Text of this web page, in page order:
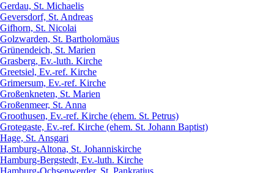
Gerdau, St. Michaelis
Geversdorf, St. Andreas
Gifhorn, St. Nicolai
Golzwarden, St. Bartholomäus
Grünendeich, St. Marien
Grasberg, Ev.-luth. Kirche
Greetsiel, Ev.-ref. Kirche
Grimersum, Ev.-ref. Kirche
Großenkneten, St. Marien
Großenmeer, St. Anna
Groothusen, Ev.-ref. Kirche (ehem. St. Petrus)
Grotegaste, Ev.-ref. Kirche (ehem. St. Johann Baptist)
Hage, St. Ansgari
Hamburg-Altona, St. Johanniskirche
Hamburg-Bergstedt, Ev.-luth. Kirche
Hamburg-Ochsenwerder, St. Pankratius